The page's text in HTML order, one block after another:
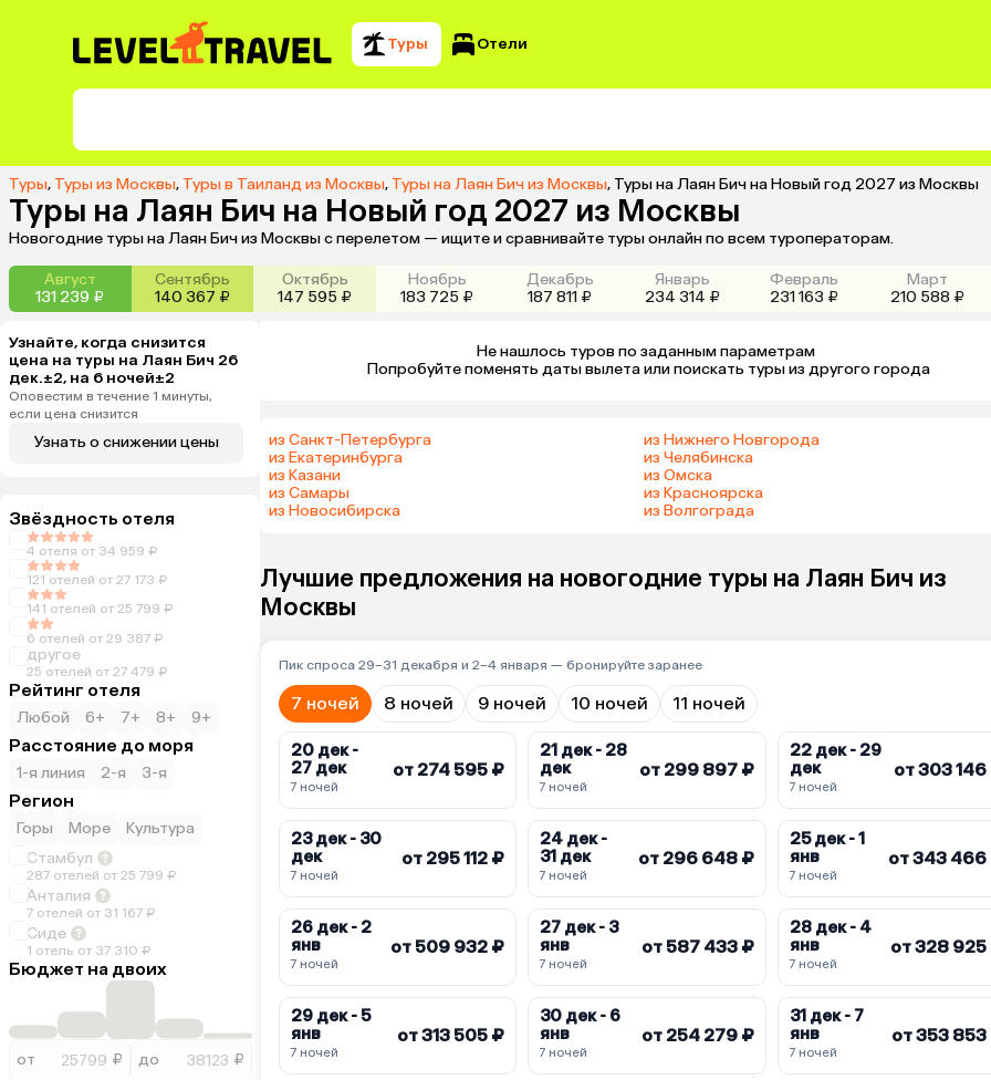
Туры Отели
Туры, Туры из Москвы, Туры в Таиланд из Москвы, Туры на Лаян Бич из Москвы, Туры на Лаян Бич на Новый год 2027 из Москвы
Туры на Лаян Бич на Новый год 2027 из Москвы
Новогодние туры на Лаян Бич из Москвы с перелетом — ищите и сравнивайте туры онлайн по всем туроператорам.
Август
131 239 ₽
Сентябрь
140 367 ₽
Октябрь
147 595 ₽
Ноябрь
183 725 ₽
Декабрь
187 811 ₽
Январь
234 314 ₽
Февраль
231 163 ₽
Март
210 588 ₽
Узнайте, когда снизится
цена на туры на Лаян Бич 26
дек.±2, на 6 ночей±2
Оповестим в течение 1 минуты,
если цена снизится
Узнать о снижении цены
Звёздность отеля
4 отеля от 34 959 ₽
121 отелей от 27 173 ₽
141 отелей от 25 799 ₽
6 отелей от 29 387 ₽
другое
25 отелей от 27 479 ₽
Рейтинг отеля
Любой 6+ 7+ 8+ 9+
Расстояние до моря
1-я линия 2-я 3-я
Регион
Горы Море
Культура
Стамбул
287 отелей от 25 799 ₽
Анталия
7 отелей от 31 167 ₽
Сиде
1 отель от 37 310 ₽
Бюджет на двоих
от ₽ до ₽
Не нашлось туров по заданным параметрам
Попробуйте поменять даты вылета или поискать туры из другого города
из Санкт-Петербурга
из Екатеринбурга
из Казани
из Самары
из Новосибирска
из Нижнего Новгорода
из Челябинска
из Омска
из Красноярска
из Волгограда
Лучшие предложения на новогодние туры на Лаян Бич из
Москвы
Пик спроса 29–31 декабря и 2–4 января — бронируйте заранее
7 ночей 8 ночей 9 ночей 10 ночей 11 ночей
20 дек -
27 дек
7 ночей
от 274 595 ₽
21 дек - 28
дек
7 ночей
от 299 897 ₽
22 дек - 29
дек
7 ночей
от 303
23 дек - 30
дек
7 ночей
от 295 112 ₽
24 дек -
31 дек
7 ночей
от 296 648 ₽
25 дек - 1
янв
7 ночей
от 343 466
26 дек - 2
янв
7 ночей
от 509 932 ₽
27 дек - 3
янв
7 ночей
от 587 433 ₽
28 дек - 4
янв
7 ночей
от 328 925
29 дек - 5
янв
7 ночей
от 313 505 ₽
30 дек - 6
янв
7 ночей
от 254 279 ₽
31 дек - 7
янв
7 ночей
от 353 853